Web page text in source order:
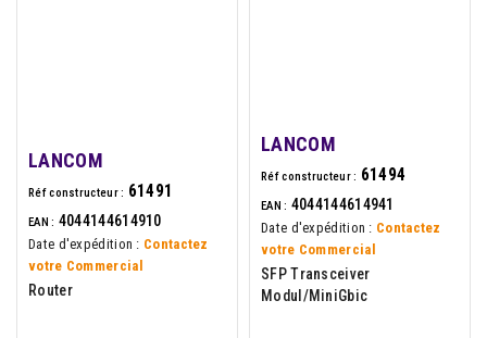
LANCOM
Réf constructeur : 61491
EAN : 4044144614910
Date d'expédition : Contactez
votre Commercial
Router
LANCOM
Réf constructeur : 61494
EAN : 4044144614941
Date d'expédition : Contactez
votre Commercial
SFP Transceiver
Modul/MiniGbic